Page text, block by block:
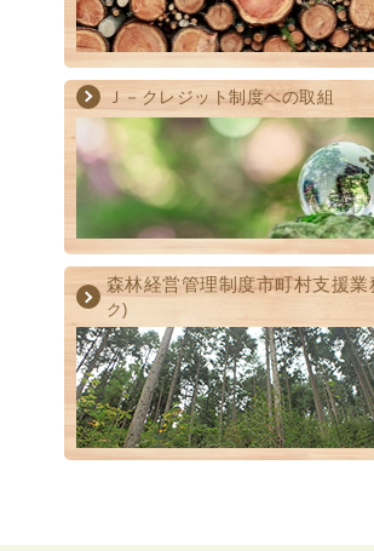
Ｊ－クレジット制度への取組
森林経営管理制度市町村支援業
ク)